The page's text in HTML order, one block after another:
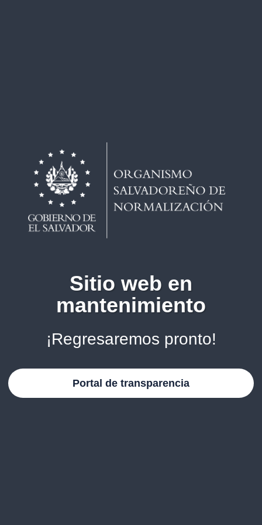
Sitio web en
mantenimiento
¡Regresaremos pronto!
Portal de transparencia